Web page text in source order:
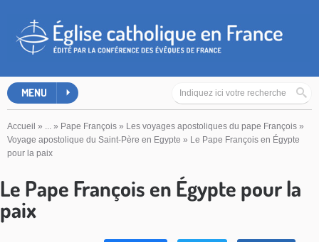
MENU
Accueil » ... » Pape François » Les voyages apostoliques du pape François »
Voyage apostolique du Saint-Père en Egypte » Le Pape François en Égypte
pour la paix
Le Pape François en Égypte pour la
paix